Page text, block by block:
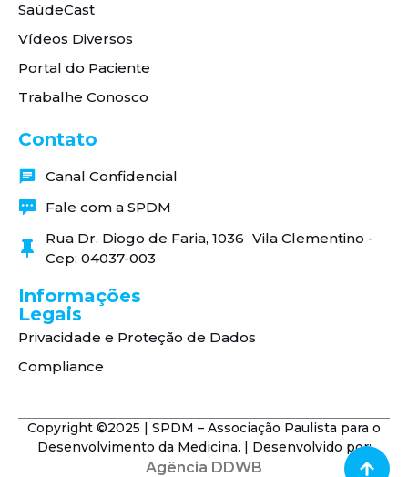
SaúdeCast
Vídeos Diversos
Portal do Paciente
Trabalhe Conosco
Contato
Canal Confidencial
Fale com a SPDM
Rua Dr. Diogo de Faria, 1036 Vila Clementino -
Cep: 04037-003
Informações
Legais
Privacidade e Proteção de Dados
Compliance
Copyright ©2025 | SPDM – Associação Paulista para o
Desenvolvimento da Medicina. | Desenvolvido por:
Agência DDWB